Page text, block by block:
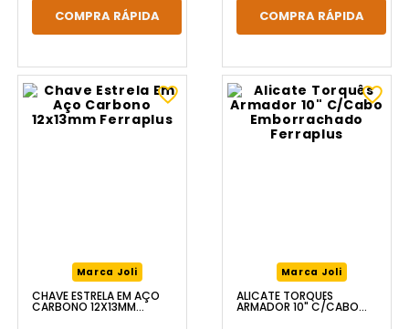
COMPRA RÁPIDA COMPRA RÁPIDA
Marca Joli
CHAVE ESTRELA EM AÇO
CARBONO 12X13MM
Marca Joli
ALICATE TORQUÊS
ARMADOR 10" C/CABO
EMBORRACHADO